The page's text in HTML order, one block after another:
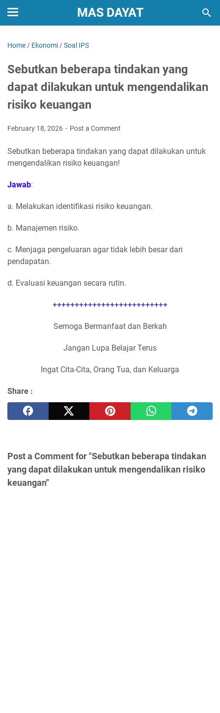
MAS DAYAT
Home / Ekonomi /Soal IPS
Sebutkan beberapa tindakan yang
dapat dilakukan untuk mengendalikan
risiko keuangan
February 18, 2026 Post a Comment
Sebutkan beberapa tindakan yang dapat dilakukan untuk
mengendalikan risiko keuangan!
Jawab:
a. Melakukan identifikasi risiko keuangan.
b. Manajemen risiko.
c. Menjaga pengeluaran agar tidak lebih besar dari
pendapatan.
d. Evaluasi keuangan secara rutin.
++++++++++++++++++++++++++
Semoga Bermanfaat dan Berkah
Jangan Lupa Belajar Terus
Ingat Cita-Cita, Orang Tua, dan Keluarga
Share :
Post a Comment for "Sebutkan beberapa tindakan
yang dapat dilakukan untuk mengendalikan risiko
keuangan"